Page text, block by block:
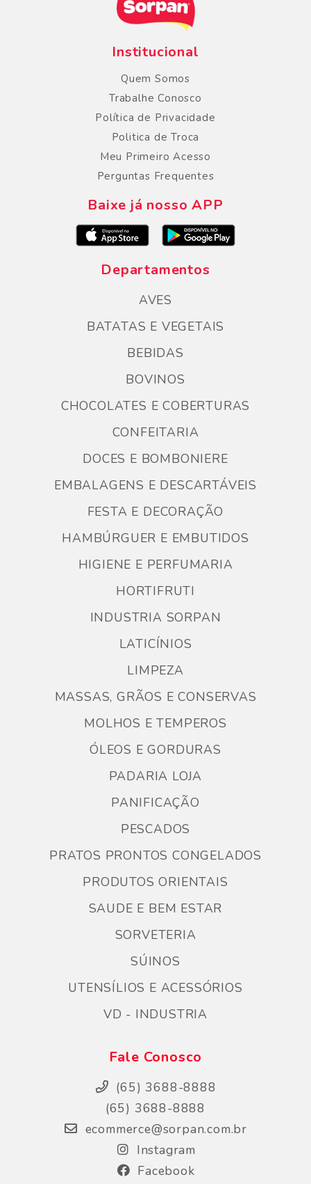
Institucional
Quem Somos
Trabalhe Conosco
Política de Privacidade
Politica de Troca
Meu Primeiro Acesso
Perguntas Frequentes
Baixe já nosso APP
Departamentos
AVES
BATATAS E VEGETAIS
BEBIDAS
BOVINOS
CHOCOLATES E COBERTURAS
CONFEITARIA
DOCES E BOMBONIERE
EMBALAGENS E DESCARTÁVEIS
FESTA E DECORAÇÃO
HAMBÚRGUER E EMBUTIDOS
HIGIENE E PERFUMARIA
HORTIFRUTI
INDUSTRIA SORPAN
LATICÍNIOS
LIMPEZA
MASSAS, GRÃOS E CONSERVAS
MOLHOS E TEMPEROS
ÓLEOS E GORDURAS
PADARIA LOJA
PANIFICAÇÃO
PESCADOS
PRATOS PRONTOS CONGELADOS
PRODUTOS ORIENTAIS
SAUDE E BEM ESTAR
SORVETERIA
SÚINOS
UTENSÍLIOS E ACESSÓRIOS
VD - INDUSTRIA
Fale Conosco
(65) 3688-8888
(65) 3688-8888
ecommerce@sorpan.com.br
Instagram
Facebook